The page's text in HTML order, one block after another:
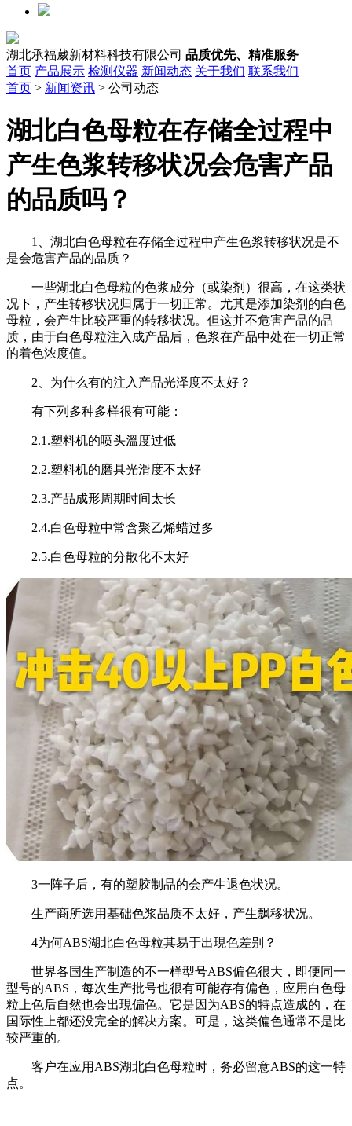
湖北承福葳新材料科技有限公司 品质优先、精准服务
首页 产品展示 检测仪器 新闻动态 关于我们 联系我们
首页 > 新闻资讯 > 公司动态
湖北白色母粒在存储全过程中
产生色浆转移状况会危害产品
的品质吗？
1、湖北白色母粒在存储全过程中产生色浆转移状况是不
是会危害产品的品质？
一些湖北白色母粒的色浆成分（或染剂）很高，在这类状
况下，产生转移状况归属于一切正常。尤其是添加染剂的白色
母粒，会产生比较严重的转移状况。但这并不危害产品的品
质，由于白色母粒注入成产品后，色浆在产品中处在一切正常
的着色浓度值。
2、为什么有的注入产品光泽度不太好？
有下列多种多样很有可能：
2.1.塑料机的喷头溫度过低
2.2.塑料机的磨具光滑度不太好
2.3.产品成形周期时间太长
2.4.白色母粒中常含聚乙烯蜡过多
2.5.白色母粒的分散化不太好
3一阵子后，有的塑胶制品的会产生退色状况。
生产商所选用基础色浆品质不太好，产生飘移状况。
4为何ABS湖北白色母粒其易于出現色差别？
世界各国生产制造的不一样型号ABS偏色很大，即便同一
型号的ABS，每次生产批号也很有可能存有偏色，应用白色母
粒上色后自然也会出現偏色。它是因为ABS的特点造成的，在
国际性上都还没完全的解决方案。可是，这类偏色通常不是比
较严重的。
客户在应用ABS湖北白色母粒时，务必留意ABS的这一特
点。